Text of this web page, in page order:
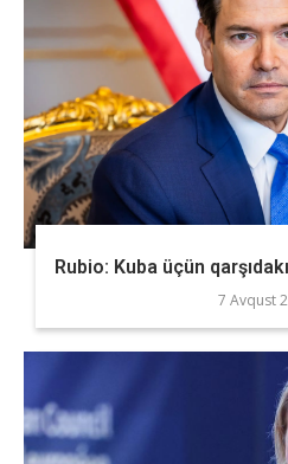
Rubio: Kuba üçün
7 Avqust